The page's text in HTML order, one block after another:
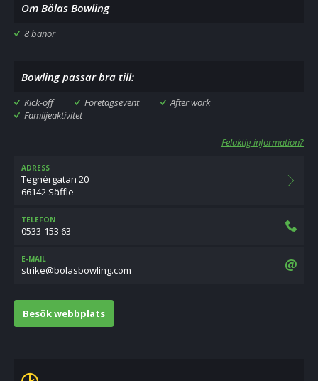
Om Bölas Bowling
8 banor
Bowling passar bra till:
Kick-off Företagsevent
After work
Familjeaktivitet
Felaktig information?
ADRESS
Tegnérgatan 20
66142 Säffle
TELEFON
0533-153 63
E-MAIL
moc.gnilwobsalob@ekirts
Besök webbplats